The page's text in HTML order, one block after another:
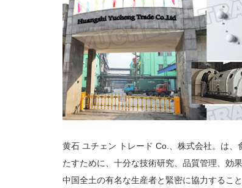
黄石 ユチェン トレード Co.、株式会社。は
たすために、十分な技術研究、品質管理、効
中国全土の有名な生産者と緊密に協力するこ